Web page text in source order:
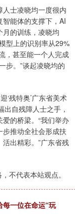
士凌晓均一度很内
能体的支撑下，AI
的训练，凌晓均
型上的识别率从29%
，甚至能一个人完成
步。”谈起凌晓均的
残特奥’广东省美术
自残障人士之手，
的桥梁。“我们举办
推动全社会形成扶
出精彩。”广东省残
不代表本站观点。
一位在命运“玩